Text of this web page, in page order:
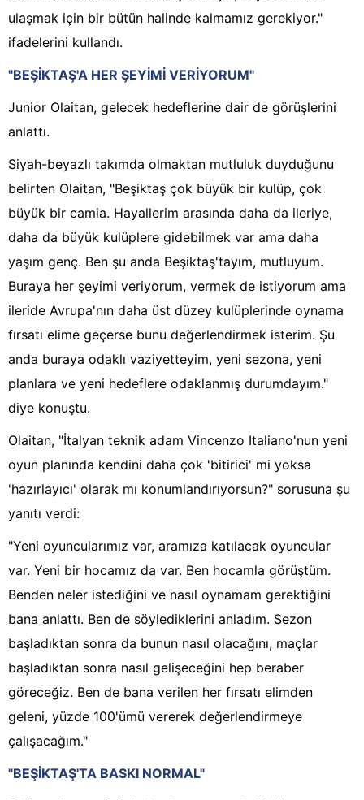
ulaşmak için bir bütün halinde kalmamız gerekiyor."
ifadelerini kullandı.
"BEŞİKTAŞ'A HER ŞEYİMİ VERİYORUM"
Junior Olaitan, gelecek hedeflerine dair de görüşlerini
anlattı.
Siyah-beyazlı takımda olmaktan mutluluk duyduğunu
belirten Olaitan, "Beşiktaş çok büyük bir kulüp, çok
büyük bir camia. Hayallerim arasında daha da ileriye,
daha da büyük kulüplere gidebilmek var ama daha
yaşım genç. Ben şu anda Beşiktaş'tayım, mutluyum.
Buraya her şeyimi veriyorum, vermek de istiyorum ama
ileride Avrupa'nın daha üst düzey kulüplerinde oynama
fırsatı elime geçerse bunu değerlendirmek isterim. Şu
anda buraya odaklı vaziyetteyim, yeni sezona, yeni
planlara ve yeni hedeflere odaklanmış durumdayım."
diye konuştu.
Olaitan, "İtalyan teknik adam Vincenzo Italiano'nun yeni
oyun planında kendini daha çok 'bitirici' mi yoksa
'hazırlayıcı' olarak mı konumlandırıyorsun?" sorusuna şu
yanıtı verdi:
"Yeni oyuncularımız var, aramıza katılacak oyuncular
var. Yeni bir hocamız da var. Ben hocamla görüştüm.
Benden neler istediğini ve nasıl oynamam gerektiğini
bana anlattı. Ben de söylediklerini anladım. Sezon
başladıktan sonra da bunun nasıl olacağını, maçlar
başladıktan sonra nasıl gelişeceğini hep beraber
göreceğiz. Ben de bana verilen her fırsatı elimden
geleni, yüzde 100'ümü vererek değerlendirmeye
çalışacağım."
"BEŞİKTAŞ'TA BASKI NORMAL"